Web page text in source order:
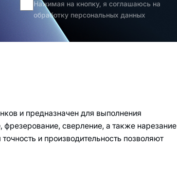
Нажимая на кнопку, я соглашаюсь на
обработку персональных данных
и предназначен для выполнения
сверление, а также нарезание
и производительность позволяют